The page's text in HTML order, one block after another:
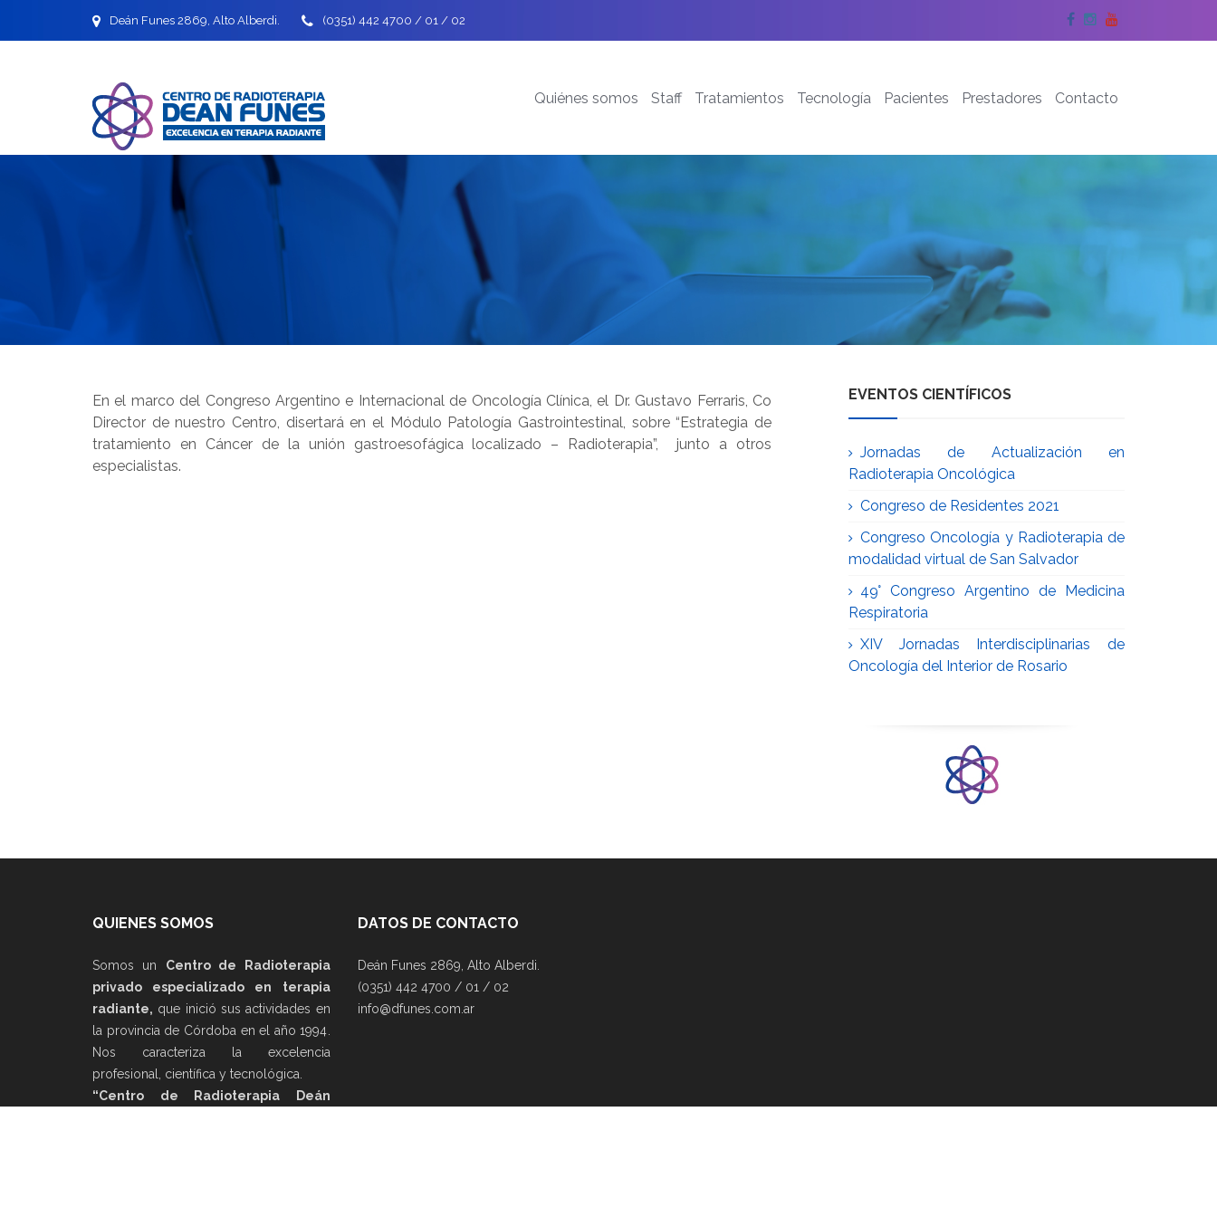
Deán Funes 2869, Alto Alberdi. (0351) 442 4700 / 01 / 02 Facebook
Instagram
Quiénes somos Staff Tratamientos Tecnología Pacientes Prestadores Contacto
En el marco del Congreso Argentino e Internacional de Oncología Clínica, el Dr. Gustavo Ferraris, Co
Director de nuestro Centro, disertará en el Módulo Patología Gastrointestinal, sobre “Estrategia de
tratamiento en Cáncer de la unión gastroesofágica localizado – Radioterapia”, junto a otros
especialistas.
EVENTOS CIENTÍFICOS
Jornadas de Actualización en
Radioterapia Oncológica
Congreso de Residentes 2021
Congreso Oncología y Radioterapia de
modalidad virtual de San Salvador
49° Congreso Argentino de Medicina
Respiratoria
XIV Jornadas Interdisciplinarias de
Oncología del Interior de Rosario
QUIENES SOMOS
Somos un Centro de Radioterapia
privado especializado en terapia
radiante, que inició sus actividades en
la provincia de Córdoba en el año 1994.
Nos caracteriza la excelencia
profesional, científica y tecnológica.
“Centro de Radioterapia Deán
DATOS DE CONTACTO
Deán Funes 2869, Alto Alberdi.
(0351) 442 4700 / 01 / 02
info@dfunes.com.ar